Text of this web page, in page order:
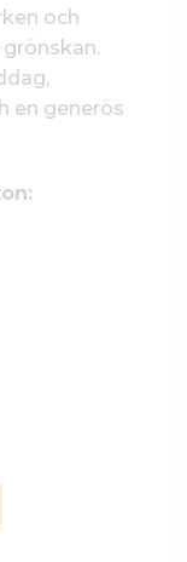
och
en generös